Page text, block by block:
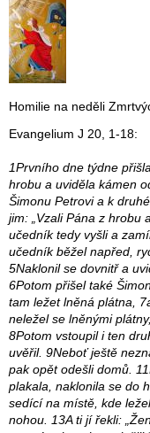
Homilie na neděli
Evangelium J 20, 1-18:
1Prvního dne týdne
hrobu a uviděla kámen
Šimonu Petrovi a k
jim: „Vzali Pána z hrobu
učedník tedy vyšli a
učedník běžel napřed,
5Naklonil se dovnitř a
6Potom přišel také
tam ležet lněná plátna,
neležel se lněnými
8Potom vstoupil i ten
uvěřil. 9Neboť ještě
pak opět odešli domů.
plakala, naklonila se do
sedící na místě, kde
nohou. 13A ti jí řekli: